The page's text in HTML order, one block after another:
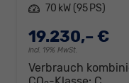
Leistung 70 kW (95 PS)
19.230,– €
incl. 19% MwSt.
Verbrauch